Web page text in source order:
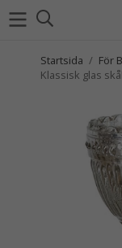
Startsida / För
Klassisk glas